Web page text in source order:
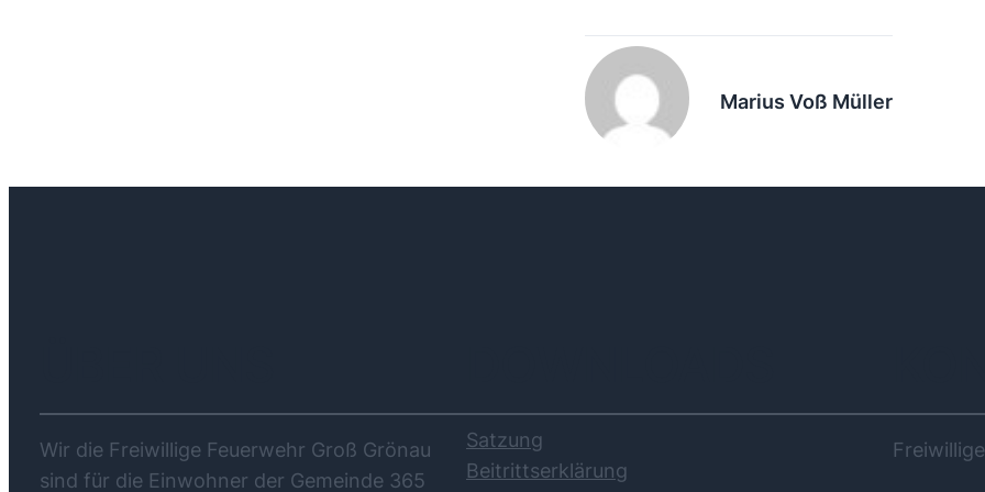
Marius Voß Müller
Wir die Freiwillige Feuerwehr Groß Grönau
sind für die Einwohner der Gemeinde 365
Satzung
Beitrittserklärung